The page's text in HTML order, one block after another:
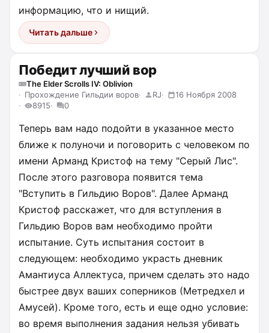
информацию, что и нищий.
Читать дальше
Победит лучший вор
The Elder Scrolls IV: Oblivion
Прохождение Гильдии воров
RJ
16 Ноября 2008
8915
0
Теперь вам надо подойти в указанное место
ближе к полуночи и поговорить с человеком по
имени Арманд Кристоф на тему "Серый Лис".
После этого разговора появится тема
"Вступить в Гильдию Воров". Далее Арманд
Кристоф расскажет, что для вступления в
Гильдию Воров вам необходимо пройти
испытание. Суть испытания состоит в
следующем: необходимо украсть дневник
Амантиуса Аллектуса, причем сделать это надо
быстрее двух ваших соперников (Метредхел и
Амусей). Кроме того, есть и еще одно условие:
во время выполнения задания нельзя убивать